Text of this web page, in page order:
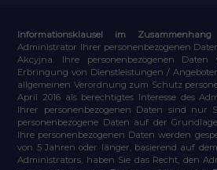
Informationsklausel im
Administrator Ihrer personenbezogenen
Akcyjna. Ihre personenbezogenen
Erbringung von Dienstleistungen /
allgemeinen Verordnung zum Schutz
April 2016 als berechtigtes Interesse des
Ihrer personenbezogenen Daten sind nur
personenbezogene Daten auf der
Ihre personenbezogenen Daten werden
von 5 Jahren oder länger, basierend auf
Administrators, haben Sie das Recht, den